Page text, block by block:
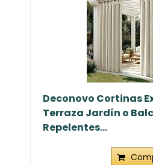
Deconovo Cortinas
Terraza Jardín o
Repelentes...